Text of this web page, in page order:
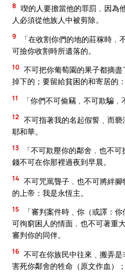
8 喫的人要擔當他的罪罰﹐因為
人必須從他族人中被剪除。
9
「在收割你們的地的莊稼時﹐
可撿你收割時所遺落的。
10 不可把你葡萄園的果子都摘
掉下的；要留給貧困的和寄居的
11 「你們不可偷竊﹐不可欺騙﹐
12 不可指著我的名起假誓﹑而
耶和華。
13
「不可欺壓你的鄰舍﹐也不
錢不可在你那裡過夜到早晨。
14 不可咒罵聾子﹐也不可將絆
的上帝：我是永恆主。
15
「審判案件時﹑你（或譯：
可徇窮困人的情面﹐也不可著重
審判你的同伴。
16 不可在你族民中往來﹑搬弄
害死你鄰舍的牲命（原文作血）